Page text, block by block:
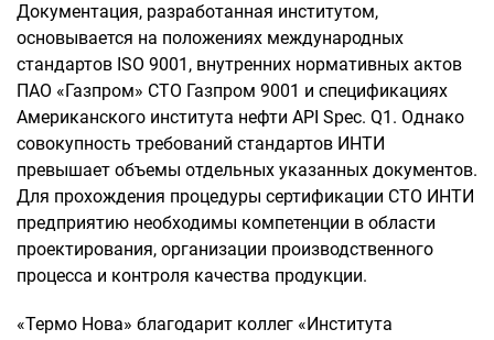
Документация, разработанная институтом,
основывается на положениях международных
стандартов ISO 9001, внутренних нормативных актов
ПАО «Газпром» СТО Газпром 9001 и спецификациях
Американского института нефти API Spec. Q1. Однако
совокупность требований стандартов ИНТИ
превышает объемы отдельных указанных документов.
Для прохождения процедуры сертификации СТО ИНТИ
предприятию необходимы компетенции в области
проектирования, организации производственного
процесса и контроля качества продукции.
«Термо Нова» благодарит коллег «Института